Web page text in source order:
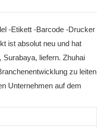
-Etikett -Barcode -Drucker
ist absolut neu und hat
liefern. Zhuhai
zu leiten
Unternehmen auf dem